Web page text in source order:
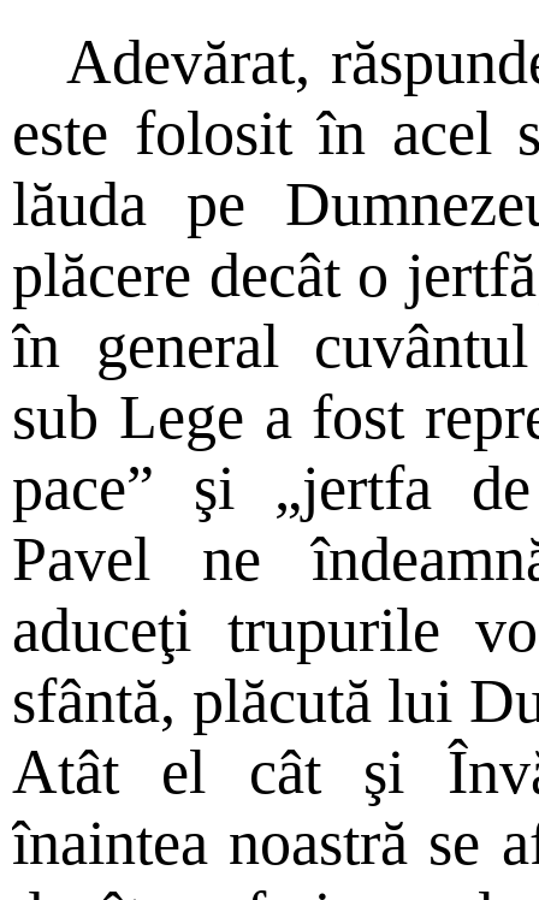
Adevărat,
este folosit în acel
lăuda pe
plăcere decât o
în general
sub Lege a fost
pace” şi „jertfa
Pavel ne
aduceţi trupurile
sfântă, plăcută lui
Atât el cât şi
înaintea noastră se